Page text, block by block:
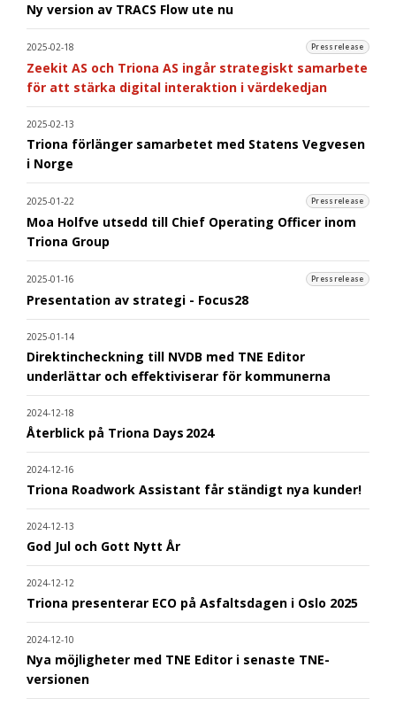
Ny version av TRACS Flow ute nu
2025-02-18 Pressrelease
Zeekit AS och Triona AS ingår strategiskt samarbete
för att stärka digital interaktion i värdekedjan
2025-02-13
Triona förlänger samarbetet med Statens Vegvesen
i Norge
2025-01-22 Pressrelease
Moa Holfve utsedd till Chief Operating Officer inom
Triona Group
2025-01-16 Pressrelease
Presentation av strategi - Focus28
2025-01-14
Direktincheckning till NVDB med TNE Editor
underlättar och effektiviserar för kommunerna
2024-12-18
Återblick på Triona Days 2024
2024-12-16
Triona Roadwork Assistant får ständigt nya kunder!
2024-12-13
God Jul och Gott Nytt År
2024-12-12
Triona presenterar ECO på Asfaltsdagen i Oslo 2025
2024-12-10
Nya möjligheter med TNE Editor i senaste TNE-
versionen